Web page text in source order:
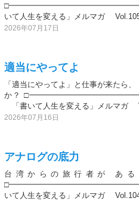
□━━━━━━━━━━━━━━━━━━
いて人生を変える」メルマガ
2026年07月17日
適当にやってよ
「適当にやってよ」と仕事が来たら
か？
「書いて人生を変える」メルマガ
2026年07月16日
アナログの底力
台湾からの旅行者が ある
□━━━━━━━━━━━━━━━━━━
いて人生を変える」メルマガ